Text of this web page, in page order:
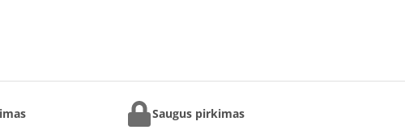
Saugus pirkimas